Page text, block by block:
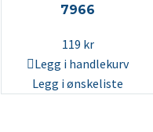
7966
119 kr
Legg i handlekurv
Legg i ønskeliste